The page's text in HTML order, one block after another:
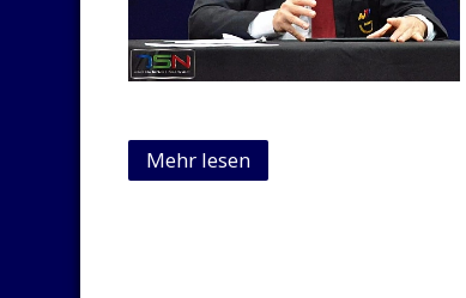
Mehr lesen